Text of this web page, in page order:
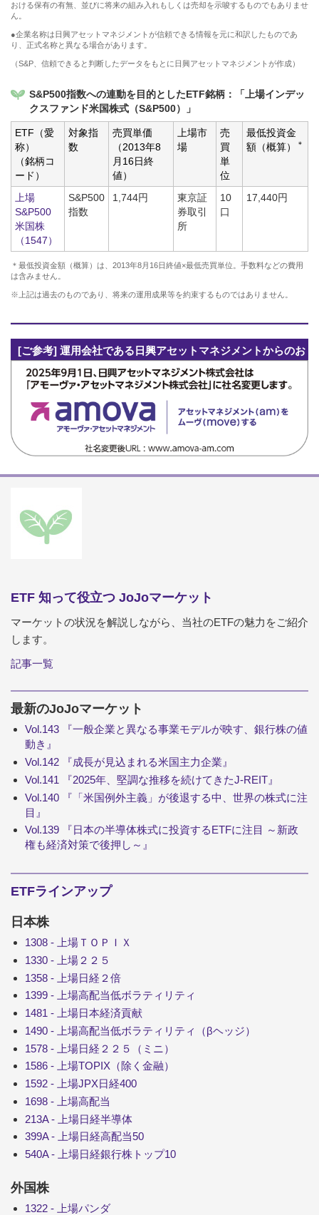
おける保有の有無、並びに将来の組み入れもしくは売却を示唆するものでもありませ
ん。
●企業名称は日興アセットマネジメントが信頼できる情報を元に和訳したものであ
り、正式名称と異なる場合があります。
（S&P、信頼できると判断したデータをもとに日興アセットマネジメントが作成）
S&P500指数への連動を目的としたETF銘柄：「上場インデッ
クスファンド米国株式（S&P500）」
ETF（愛
称）
（銘柄コ
ード）
対象指
数
売買単価
（2013年8
月16日終
値）
上場市
場
売
買
単
位
最低投資金
額（概算）
＊
上場
S&P500
米国株
（1547）
S&P500
指数
1,744円
東京証
券取引
所
10
口
17,440円
＊最低投資金額（概算）は、2013年8月16日終値×最低売買単位。手数料などの費用
は含みません。
※上記は過去のものであり、将来の運用成果等を約束するものではありません。
[ご参考] 運用会社である日興アセットマネジメントからのお
知らせ
ETF 知って役立つ JoJoマーケット
マーケットの状況を解説しながら、当社のETFの魅力をご紹介
します。
記事一覧
最新のJoJoマーケット
Vol.143 『一般企業と異なる事業モデルが映す、銀行株の値
動き』
Vol.142 『成長が見込まれる米国主力企業』
Vol.141 『2025年、堅調な推移を続けてきたJ-REIT』
Vol.140 『「米国例外主義」が後退する中、世界の株式に注
目』
Vol.139 『日本の半導体株式に投資するETFに注目 ～新政
権も経済対策で後押し～』
ETFラインアップ
日本株
1308 - 上場ＴＯＰＩＸ
1330 - 上場２２５
1358 - 上場日経２倍
1399 - 上場高配当低ボラティリティ
1481 - 上場日本経済貢献
1490 - 上場高配当低ボラティリティ（βヘッジ）
1578 - 上場日経２２５（ミニ）
1586 - 上場TOPIX（除く金融）
1592 - 上場JPX日経400
1698 - 上場高配当
213A - 上場日経半導体
399A - 上場日経高配当50
540A - 上場日経銀行株トップ10
外国株
1322 - 上場パンダ